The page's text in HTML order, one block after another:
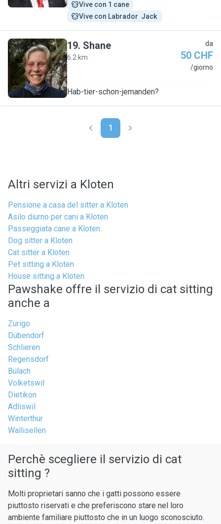
Vive con 1 cane
Vive con Labrador  Jack
S
19. Shane
6.2 km
da
50 CHF
/giorno
Hab-tier-schon-jemanden?
1
Altri servizi a Kloten
Pensione a casa del sitter a Kloten
Asilo diurno per cani a Kloten
Passeggiata cane a Kloten
Dog sitter a Kloten
Cat sitter a Kloten
Pet sitting a Kloten
House sitting a Kloten
Pawshake offre il servizio di cat sitting
anche a
Zurigo
Dübendorf
Schlieren
Regensdorf
Bülach
Volketswil
Dietikon
Adliswil
Winterthur
Wallisellen
Perchè scegliere il servizio di cat
sitting ?
Molti proprietari sanno che i gatti possono essere
piuttosto riservati e che preferiscono stare nel loro
ambiente familiare piuttosto che in un luogo sconosciuto.